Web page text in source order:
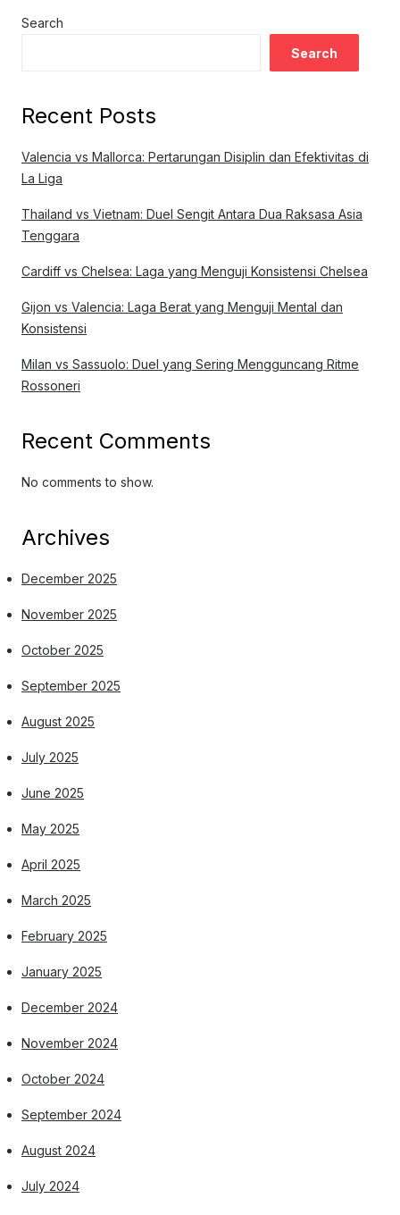
Search
Search
Recent Posts
Valencia vs Mallorca: Pertarungan Disiplin dan Efektivitas di
La Liga
Thailand vs Vietnam: Duel Sengit Antara Dua Raksasa Asia
Tenggara
Cardiff vs Chelsea: Laga yang Menguji Konsistensi Chelsea
Gijon vs Valencia: Laga Berat yang Menguji Mental dan
Konsistensi
Milan vs Sassuolo: Duel yang Sering Mengguncang Ritme
Rossoneri
Recent Comments
No comments to show.
Archives
December 2025
November 2025
October 2025
September 2025
August 2025
July 2025
June 2025
May 2025
April 2025
March 2025
February 2025
January 2025
December 2024
November 2024
October 2024
September 2024
August 2024
July 2024